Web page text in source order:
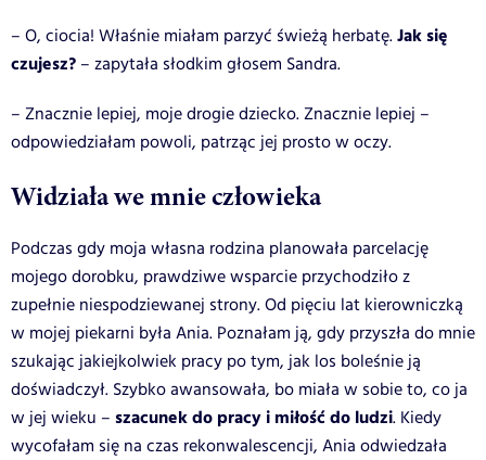
– O, ciocia! Właśnie miałam parzyć świeżą herbatę.Jak się
czujesz? – zapytała słodkim głosem Sandra.
– Znacznie lepiej, moje drogie dziecko. Znacznie lepiej –
odpowiedziałam powoli, patrząc jej prosto w oczy.
Widziała we mnie człowieka
Podczas gdy moja własna rodzina planowała parcelację
mojego dorobku, prawdziwe wsparcie przychodziło z
zupełnie niespodziewanej strony. Od pięciu lat kierowniczką
w mojej piekarni była Ania. Poznałam ją, gdy przyszła do mnie
szukając jakiejkolwiek pracy po tym, jak los boleśnie ją
doświadczył. Szybko awansowała, bo miała w sobie to, co ja
w jej wieku – szacunek do pracy i miłość do ludzi. Kiedy
wycofałam się na czas rekonwalescencji, Ania odwiedzała